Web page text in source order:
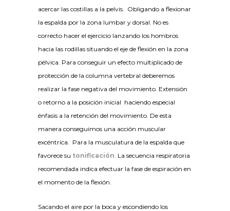
acercar las costillas a la pelvis. Obligando a flexionar
la espalda por la zona lumbar y dorsal. No es
correcto hacer el ejercicio lanzando los hombros
hacia las rodillas situando el eje de flexión en la zona
pélvica. Para conseguir un efecto multiplicado de
protección de la columna vertebral deberemos
realizar la fase negativa del movimiento. Extensión
o retorno a la posición inicial haciendo especial
énfasis a la retención del movimiento. De esta
manera conseguimos una acción muscular
excéntrica. Para la musculatura de la espalda que
favorece su tonificación . La secuencia respiratoria
recomendada indica efectuar la fase de espiración en
el momento de la flexión.
Sacando el aire por la boca y escondiendo los